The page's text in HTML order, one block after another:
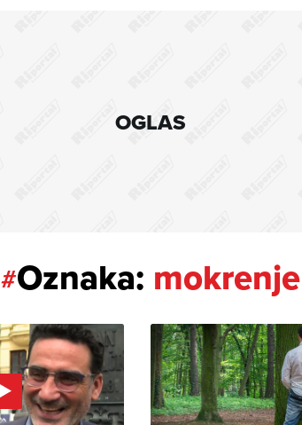
OGLAS
#Oznaka: mokrenje